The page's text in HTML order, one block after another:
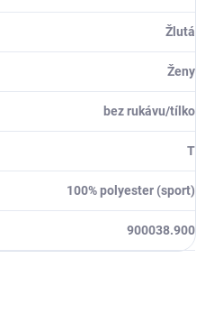
Žlutá
Ženy
bez rukávu/tílko
T
100% polyester (sport)
900038.900